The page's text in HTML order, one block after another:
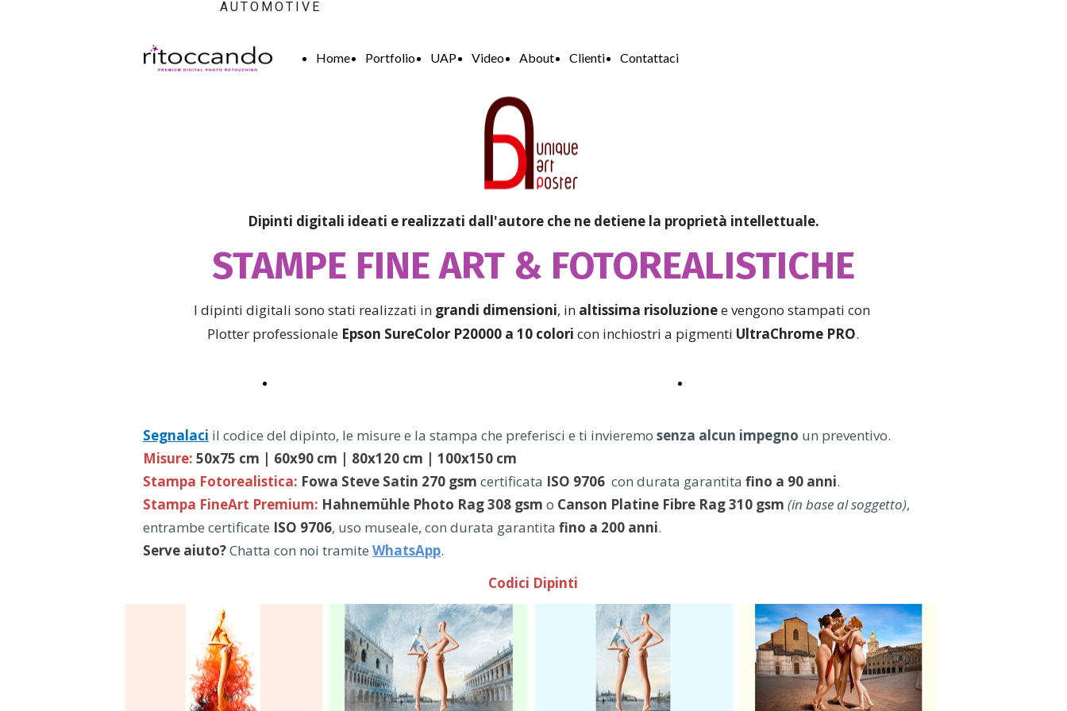
AUTOMOTIVE
Home Portfolio UAP Video About Clienti Contattaci
Dipinti digitali ideati e realizzati dall'autore che ne detiene la proprietà intellettuale.
STAMPE FINE ART & FOTOREALISTICHE
I dipinti digitali sono stati realizzati in grandi dimensioni, in altissima risoluzionee vengono stampati con
Plotter professionale Epson SureColor P20000 a 10 colori con inchiostri a pigmenti UltraChrome PRO.
Segnalaci il codice del dipinto, le misure e la stampa che preferisci e ti invieremo senza alcun impegno un preventivo.
Misure: 50x75 cm | 60x90 cm | 80x120 cm | 100x150 cm
Stampa Fotorealistica: Fowa Steve Satin 270 gsm certificata ISO 9706 con durata garantita fino a 90 anni.
Stampa FineArt Premium: Hahnemühle Photo Rag 308 gsm o Canson Platine Fibre Rag 310 gsm (in base al soggetto),
entrambe certificate ISO 9706, uso museale, con durata garantita fino a 200 anni.
Serve aiuto?Chatta con noi tramite WhatsApp.
Codici Dipinti